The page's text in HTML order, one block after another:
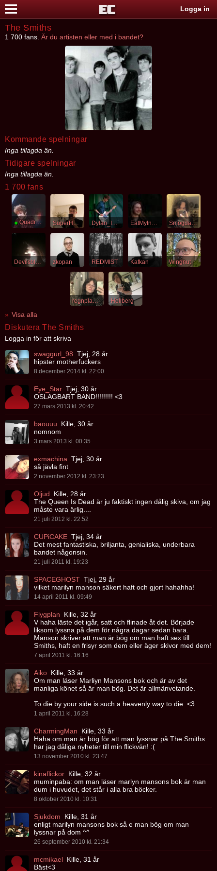
Logga in
The Smiths
1 700 fans. Är du artisten eller med i bandet?
Kommande spelningar
Inga tillagda än.
Tidigare spelningar
Inga tillagda än.
1 700 fans
●Quadrophenia SuperHans Dylan_I_Youngblood EatMyInsides Smogdanoff
Devilsblood zkopan REDMIST Kafkan Wingnut
regnplaneten Hellberg
Visa alla
Diskutera The Smiths
Logga in för att skriva
swaggurl_98 Tjej, 28 år
hipster motherfuckers
8 december 2014 kl. 22:00
Eye_Star Tjej, 30 år
OSLAGBART BAND!!!!!!!!! <3
27 mars 2013 kl. 20:42
baouuu
Kille, 30 år
nomnom
3 mars 2013 kl. 00:35
exmachina Tjej, 30 år
så jävla fint
2 november 2012 kl. 23:23
Oljud
Kille, 28 år
The Queen Is Dead är ju faktiskt ingen dålig skiva, om jag
måste vara ärlig....
21 juli 2012 kl. 22:52
CUPiCAKE Tjej, 34 år
Det mest fantastiska, briljanta, genialiska, underbara
bandet någonsin.
21 juli 2011 kl. 19:23
SPACEGHOST Tjej, 29 år
vilket marilyn manson säkert haft och gjort hahahha!
14 april 2011 kl. 09:49
Flygplan
Kille, 32 år
V haha läste det igår, satt och flinade åt det. Började
liksom lyssna på dem för några dagar sedan bara.
Manson skriver att man är bög om man haft sex till
Smiths, haft en frisyr som dem eller äger skivor med dem!
7 april 2011 kl. 16:16
Aiko Kille, 33 år
Om man läser Marliyn Mansons bok och är av det
manliga könet så är man bög. Det är allmänvetande.
To die by your side is such a heavenly way to die. <3
1 april 2011 kl. 16:28
CharmingMan
Kille, 33 år
Haha om man är bög för att man lyssnar på The Smiths
har jag dåliga nyheter till min flickvän! :(
13 november 2010 kl. 23:47
kinaflickor Kille, 32 år
muminpaba: om man läser marlyn mansons bok är man
dum i huvudet, det står i alla bra böcker.
8 oktober 2010 kl. 10:31
Sjukdom
Kille, 31 år
enligt marilyn mansons bok så e man bög om man
lyssnar på dom ^^
26 september 2010 kl. 21:34
mcmikael Kille, 31 år
Bäst<3